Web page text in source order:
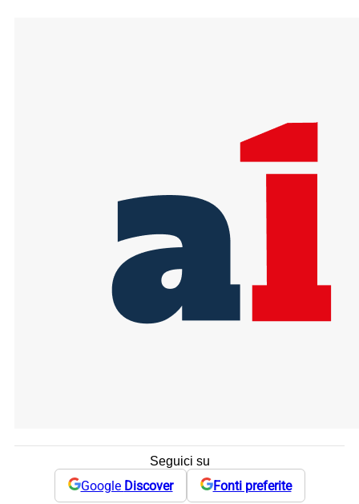
Seguici su
Google Discover Fonti preferite